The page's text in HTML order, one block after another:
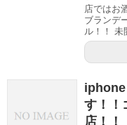
店ではお
ブランデ
ル！！ 未
iphone
す！！
店！！